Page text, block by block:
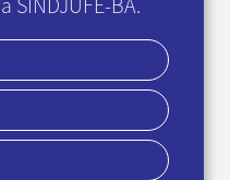
SINDJUFE-BA.